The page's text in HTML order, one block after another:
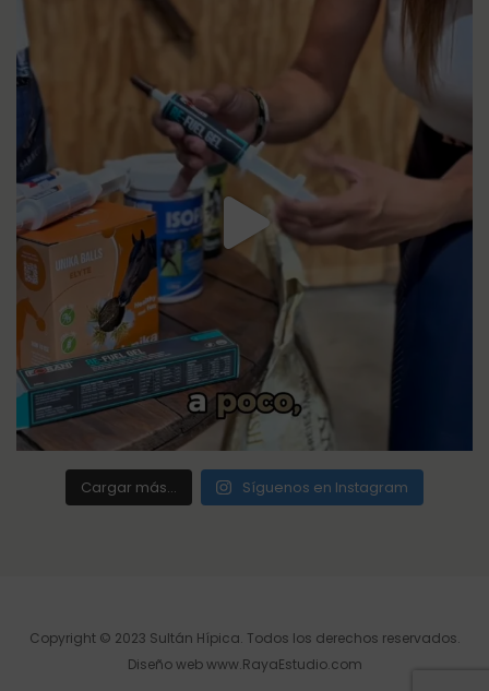
Cargar más... Síguenos en Instagram
Copyright © 2023 Sultán Hípica. Todos los derechos reservados.
Diseño webwww.RayaEstudio.com